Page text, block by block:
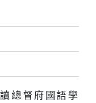
總督府國語學